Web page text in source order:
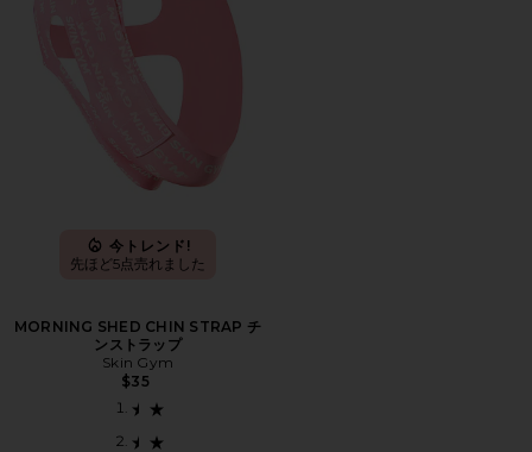
今トレンド!
先ほど5点売れました
MORNING SHED CHIN STRAP チ
ンストラップ
Skin Gym
$35